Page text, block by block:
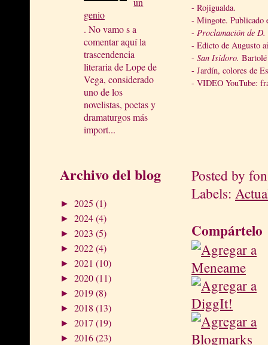
genio
. No vamo s a
comentar aquí la
trascendencia
literaria de Lope de
Vega, considerado
uno de los
novelistas, poetas y
dramaturgos más
import...
Archivo del blog
► 2025 (1)
► 2024(4)
► 2023 (5)
► 2022(4)
► 2021 (10)
► 2020(11)
► 2019(8)
► 2018 (13)
► 2017 (19)
► 2016(23)
- Rojigualda.
- Mingote. Publicado
- Proclamación de D.
- Edicto de Augusto
- San Isidoro.
- Jardín, colores de
- VIDEO YouTube:
Posted by
Labels:
Compártelo